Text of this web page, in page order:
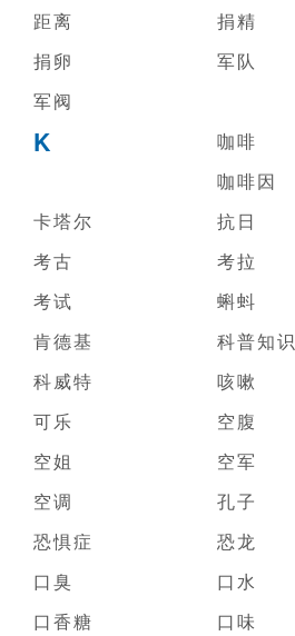
距离
捐精
捐卵
军队
军阀
K
咖啡
咖啡因
卡塔尔
抗日
考古
考拉
考试
蝌蚪
肯德基
科普知识
科威特
咳嗽
可乐
空腹
空姐
空军
空调
孔子
恐惧症
恐龙
口臭
口水
口香糖
口味